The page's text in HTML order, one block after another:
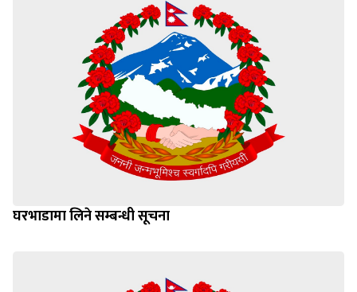
घरभाडामा लिने सम्बन्धी सूचना